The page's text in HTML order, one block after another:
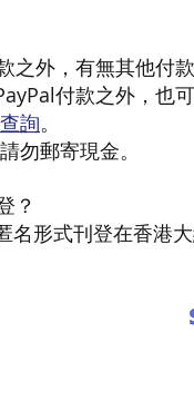
之外，有無其他付
付款之外，也
詢。
勿郵寄現金。
？
名形式刊登在香港